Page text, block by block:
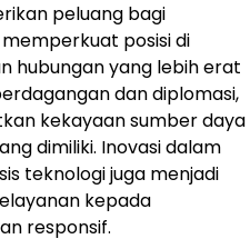
peluang bagi
posisi di
hubungan yang lebih erat
dan diplomasi,
kekayaan sumber daya
dimiliki. Inovasi dalam
teknologi juga menjadi
kepada
responsif.